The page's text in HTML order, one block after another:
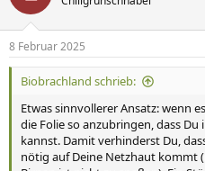
i
e
n
8 Februar 2025
Biobrachland schrieb:
Etwas sinnvollerer Ansatz: wenn
die Folie so anzubringen, dass
kannst. Damit verhinderst Du,
nötig auf Deine Netzhaut kommt